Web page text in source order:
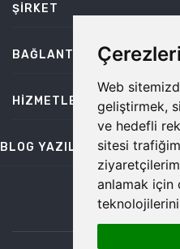
Web
geliştirmek,
ve hedefli
sitesi
anlamak için
ŞIRKET
BAĞLANTILAR
HIZMETLER
BLOG YAZILARI